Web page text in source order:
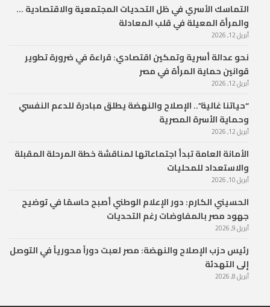
التماسك الأسري في ظل التحديات المجتمعية والاقتصادية …
والمرأة المعيلة في قلب المعادلة
أبريل 12, 2026
نحو عدالة أسرية وتمكين اقتصادي: قراءة في ضرورة تطوير
قوانين حماية المرأة في مصر
أبريل 12, 2026
“حياتنا غالية”.. الإصلاح والنهضة يطلق مبادرة للدعم النفسي
وحماية الأسرة المصرية
أبريل 12, 2026
الأمانة العامة تبدأ اجتماعاتها لمناقشة خطة المرحلة المقبلة
والاستعداد للمحليات
أبريل 10, 2026
الحسيني الكارم: دور الإعلام الوطني أصبح حاسمًا في توضيح
جهود مصر بالمفاوضات رغم التحديات
أبريل 9, 2026
رئيس حزب الإصلاح والنهضة: مصر لعبت دوراً محورياً في التوصل
إلى التهدئة
أبريل 8, 2026